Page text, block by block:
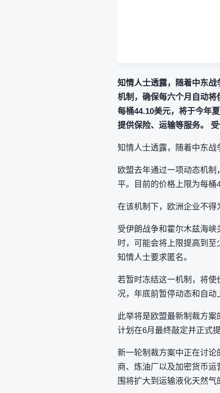
知情人士透露，随着中东
机制，确保每六个月自动
每桶44.10美元，将于今年
提供保险、运输等服务。
知情人士透露，随着中东战
欧盟去年通过一项动态机
平。目前的价格上限为每桶
在该机制下，欧洲企业不得
受伊朗战争和霍尔木兹海
时，可能会将上限提高到至
知情人士要求匿名。
若暂时冻结这一机制，将
况，年底前暂停动态和自动
此举将是欧盟最新制裁方
计划在6月最终敲定并正式
新一轮制裁方案中正在讨
商、炼油厂以及加密货币
围将扩大到运输液化天然